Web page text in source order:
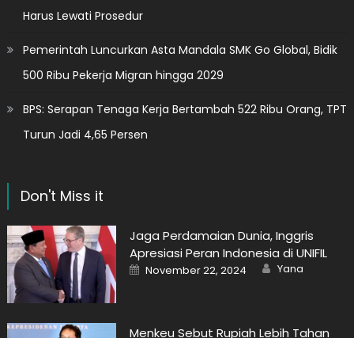
Harus Lewati Prosedur
Pemerintah Luncurkan Asta Mandala SMK Go Global, Bidik
500 Ribu Pekerja Migran hingga 2029
BPS: Serapan Tenaga Kerja Bertambah 522 Ribu Orang, TPT
Turun Jadi 4,65 Persen
Don't Miss it
Jaga Perdamaian Dunia, Inggris
Apresiasi Peran Indonesia di UNIFIL
Posted
on
November 22, 2024 Author
Yana
Menkeu Sebut Rupiah Lebih Tahan